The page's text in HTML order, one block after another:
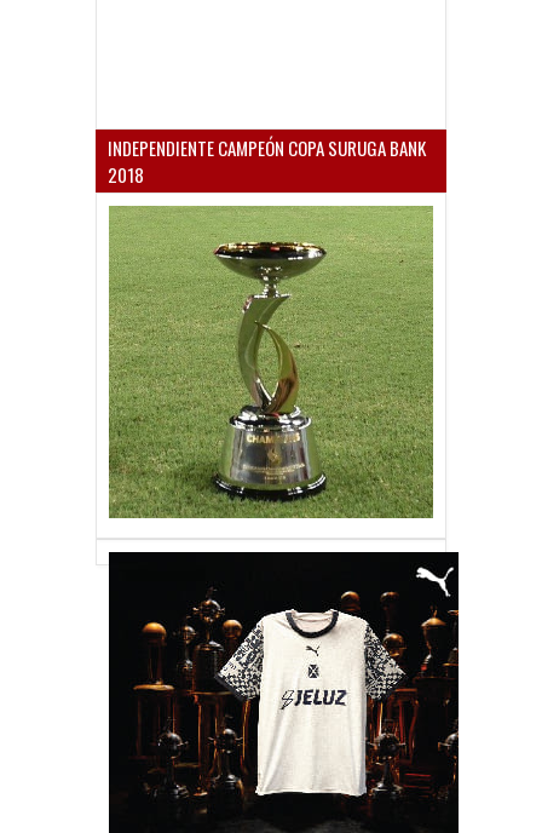
INDEPENDIENTE CAMPEÓN COPA SURUGA BANK
2018